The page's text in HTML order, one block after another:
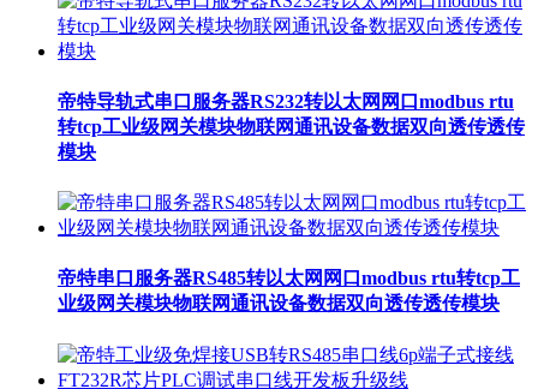
帝特导轨式串口服务器RS232转以太网网口modbus rtu
转tcp工业级网关模块物联网通讯设备数据双向透传透传
模块
帝特串口服务器RS485转以太网网口modbus rtu转tcp工
业级网关模块物联网通讯设备数据双向透传透传模块